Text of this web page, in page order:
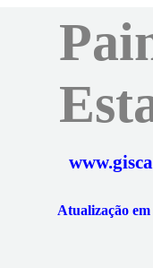
Atualização